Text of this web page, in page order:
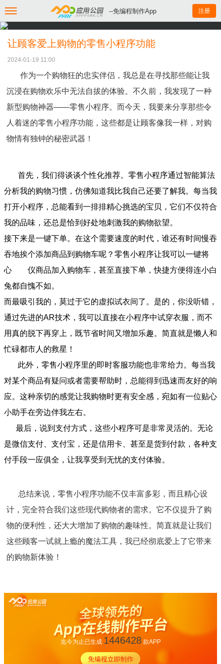
--免编程制作App 注册
让顾客爱上购物的零售小程序功能
2024-01-19 11:00
作为一个购物狂的忠实伴侣，我总是在寻找那些能让我
沉浸在购物欢乐中无法自拔的体验。不久前，我发现了一种
新型购物神器——零售小程序。而今天，我要来分享那些令
人着迷的零售小程序功能，这些都是让顾客像我一样，对购
物情有独钟的秘密武器！
首先，我们得谈谈个性化推荐。零售小程序通过智能算法
分析我的购物习惯，仿佛知道我比我自己还要了解我。每当我
打开小程序，总能看到一排排精心挑选的宝贝，它们不仅符合
我的品味，还总是恰到好处地刺激我的购物欲望。
接下来是一键下单。在这个需要速度的时代，谁还有时间慢吞
吞地挨个添加商品到购物车呢？零售小程序让我可以一键将
心 仪商品加入购物车，甚至直接下单，快捷方便得连小白
兔都自愧不如。
而最吸引我的，莫过于它的虚拟试衣间了。是的，你没听错，
通过先进的AR技术，我可以直接在小程序中试穿衣服，而不
用真的脱下再穿上，既节省时间又增加乐趣。简直就是懒人和
忙碌都市人的救星！
此外，零售小程序里的即时客服功能也非常给力。每当我
对某个商品有疑问或者需要帮助时，总能得到迅速而友好的响
应。这种亲切的感觉让我购物时更有安全感，宛如有一位贴心
小助手在旁边伴我左右。
最后，说到支付方式，这些小程序可是非常灵活的。无论
是微信支付、支付宝，还是信用卡、甚至是货到付款，各种支
付手段一应俱全，让我享受到无忧的支付体验。
总结来说，零售小程序功能不仅丰富多彩，而且精心设
计，完全符合我们这些现代购物者的需求。它不仅提升了购
物的便利性，还大大增加了购物的趣味性。简直就是让我们
这些顾客一试就上瘾的魔法工具，我已经彻底爱上了它带来
的购物新体验！
迄今为止已生成 1446428款APP